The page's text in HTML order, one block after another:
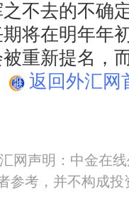
去的不确定
将在明年年
重新提名，
返回外汇网
网声明：中金在
参考，并不构成